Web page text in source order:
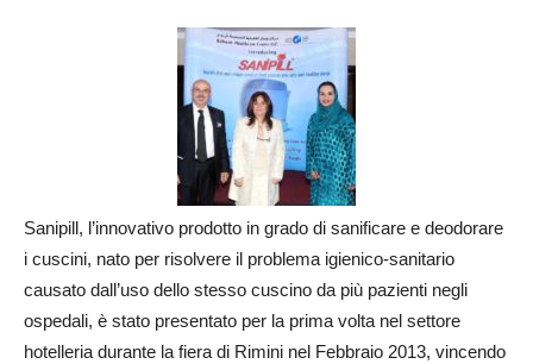
Sanipill, l’innovativo prodotto in grado di sanificare e deodorare
i cuscini, nato per risolvere il problema igienico-sanitario
causato dall’uso dello stesso cuscino da più pazienti negli
ospedali, è stato presentato per la prima volta nel settore
hotelleria durante la fiera di Rimini nel Febbraio 2013, vincendo